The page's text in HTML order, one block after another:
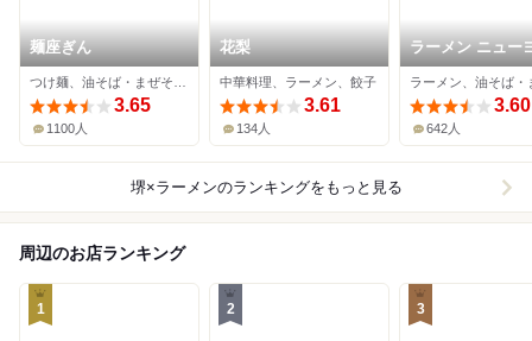
麺座ぎん
3.65
1100人
花梨
中華料理、ラーメン、餃子
3.61
134人
ラーメン ニュー
ク ニューヨーク
3.60
642人
堺×ラーメンのランキングをもっと見る
周辺のお店ランキング
1 2 3